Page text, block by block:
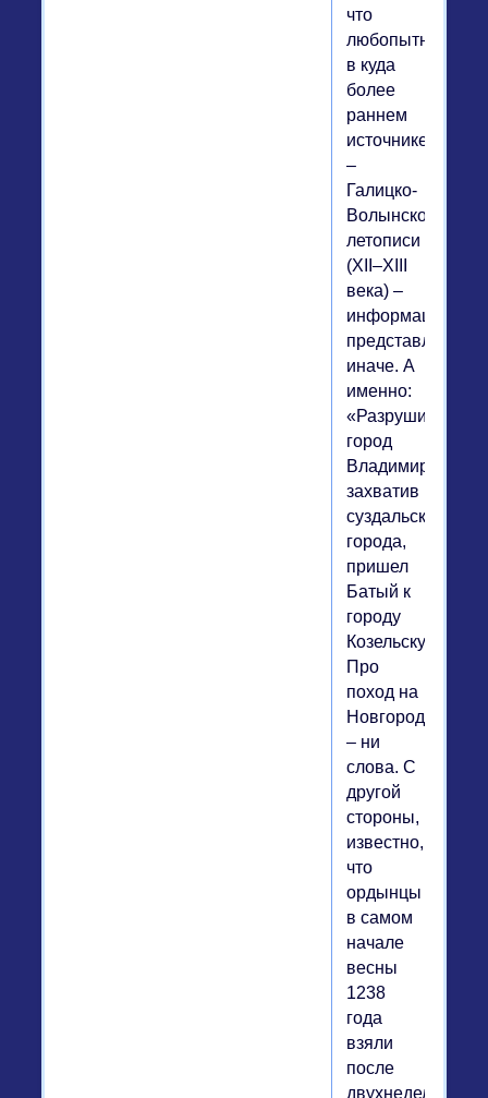
что
любопытно:
в куда
более
раннем
источнике
–
Галицко-
Волынской
летописи
(XII–XIII
века) –
информация
представлена
иначе. А
именно:
«Разрушив
город
Владимир,
захватив
суздальские
города,
пришел
Батый к
городу
Козельску».
Про
поход на
Новгород
– ни
слова. С
другой
стороны,
известно,
что
ордынцы
в самом
начале
весны
1238
года
взяли
после
двухнедельной